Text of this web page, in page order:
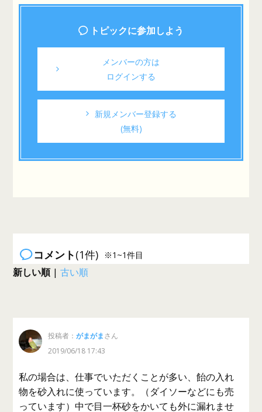
トピックに参加しよう
メンバーの方は
ログインする
新規メンバー登録する
(無料)
コメント(1件) ※1~1件目
新しい順|古い順
投稿者：がまがまさん
2019/06/18 17:43
私の場合は、仕事でいただくことが多い、飴の入れ
物を砂入れに使っています。（ダイソーなどにも売
っています）中で目一杯砂をかいても外に漏れませ